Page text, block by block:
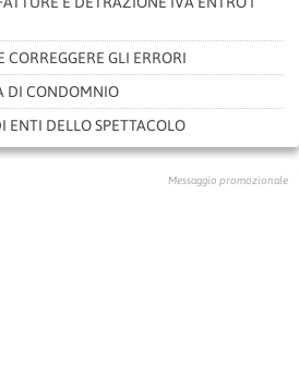
CORREGGERE GLI ERRORI
DI CONDOMNIO
DELLO SPETTACOLO
Messaggio promozionale